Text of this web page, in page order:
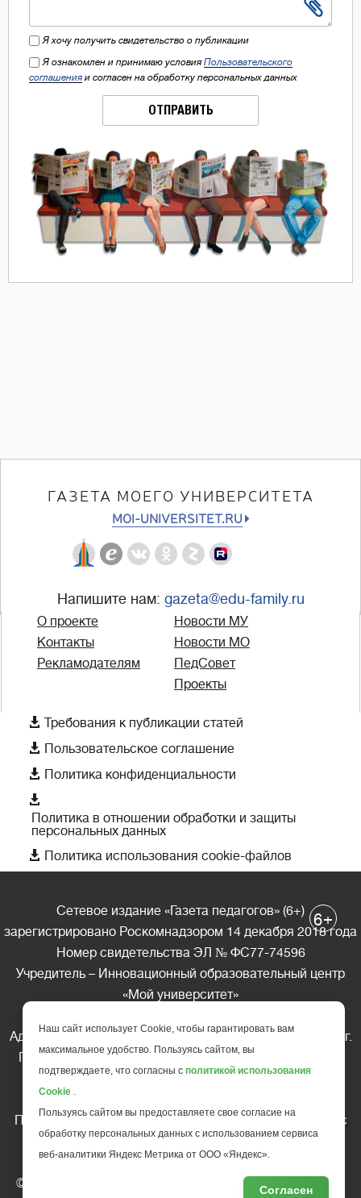
Я хочу получить свидетельство о публикации
Я ознакомлен и принимаю условия Пользовательского
соглашения и согласен на обработку персональных данных
ОТПРАВИТЬ
ГАЗЕТА МОЕГО УНИВЕРСИТЕТА
MOI-UNIVERSITET.RU
Напишите нам: gazeta@edu-family.ru
О проекте
Контакты
Рекламодателям
Новости МУ
Новости МО
ПедСовет
Проекты
 Требования к публикации статей
 Пользовательское соглашение
 Политика конфиденциальности

Политика в отношении обработки и защиты
персональных данных
 Политика использования cookie-файлов
Сетевое издание «Газета педагогов» (6+)
зарегистрировано Роскомнадзором 14 декабря 2018 года
Номер свидетельства ЭЛ № ФС77-74596
Учредитель – Инновационный образовательный центр
«Мой университет»
Адрес редакции: 185035 Россия, Республика Карелия, г.
Петрозаводск, ул. Фридриха Энгельса д.10, офис 211
Телефон редакции: +7 (499) 685-10-45
Перепечатка материалов газеты допускается только c
письменного разрешения редакции
Ссылка на «Газету педагогов» обязательна.
© АНО ДПО "Инновационный образовательный центр
6+
Наш сайт использует Cookie, чтобы гарантировать вам
максимальное удобство. Пользуясь сайтом, вы
подтверждаете, что согласны с политикой использования
Cookie .
Пользуясь сайтом вы предоставляете свое согласие на
обработку персональных данных с использованием сервиса
веб-аналитики Яндекс Метрика от ООО «Яндекс».
Согласен